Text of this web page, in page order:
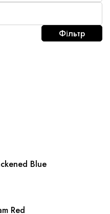
Фільтр
Blue
Red